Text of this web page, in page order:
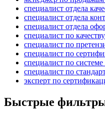
специалист отдела
специалист отдела
специалист отдела
специалист по качеству
специалист по
специалист по
специалист по
специалист по
эксперт по
Быстрые